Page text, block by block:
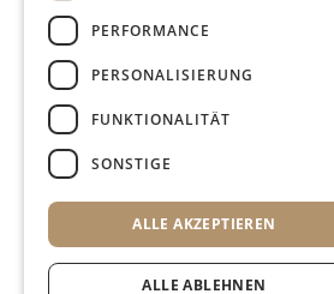
PERFORMANCE
PERSONALISIERUNG
FUNKTIONALITÄT
SONSTIGE
ALLE AKZEPTIEREN
ALLE ABLEHNEN